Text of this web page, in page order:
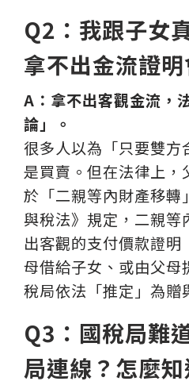
Q2：我跟子女
拿不出金流證明
A：拿不出客觀金流，
論」。
很多人以為「只要雙方
是買賣。但在法律上，
於「二親等內財產移轉
與稅法》規定，二親等
出客觀的支付價款證明
母借給子女、或由父母
稅局依法「推定」為贈
Q3：國稅局難
局連線？怎麼知